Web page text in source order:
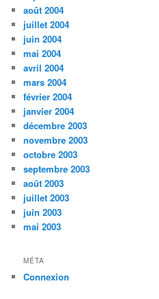
août 2004
juillet 2004
juin 2004
mai 2004
avril 2004
mars 2004
février 2004
janvier 2004
décembre 2003
novembre 2003
octobre 2003
septembre 2003
août 2003
juillet 2003
juin 2003
mai 2003
MÉTA
Connexion